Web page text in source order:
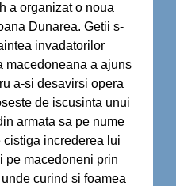
a organizat o noua
Dunarea. Getii s-
invadatorilor
macedoneana a ajuns
a-si desavirsi opera
de iscusinta unui
armata sa pe nume
cistiga increderea lui
pe macedoneni prin
curind si foamea